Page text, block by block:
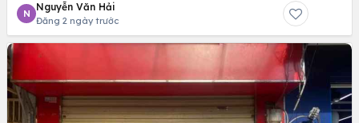
N
Nguyễn Văn Hải
Đăng 2 ngày trước